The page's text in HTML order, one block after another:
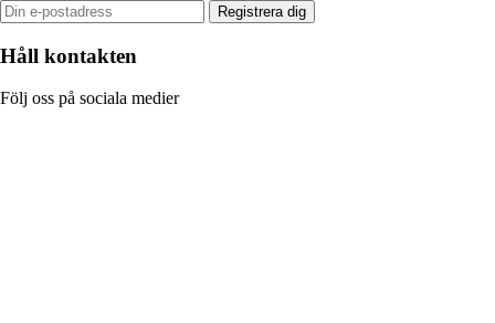
Registrera dig
Håll kontakten
Följ oss på sociala medier